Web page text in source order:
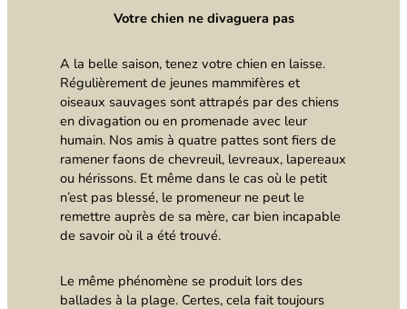
Votre chien ne divaguera pas
A la belle saison, tenez votre chien en laisse.
Régulièrement de jeunes mammifères et
oiseaux sauvages sont attrapés par des chiens
en divagation ou en promenade avec leur
humain. Nos amis à quatre pattes sont fiers de
ramener faons de chevreuil, levreaux, lapereaux
ou hérissons. Et même dans le cas où le petit
n’est pas blessé, le promeneur ne peut le
remettre auprès de sa mère, car bien incapable
de savoir où il a été trouvé.
Le même phénomène se produit lors des
ballades à la plage. Certes, cela fait toujours